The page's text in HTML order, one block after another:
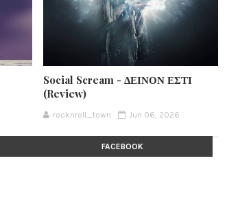
Social Scream - ΔΕΙΝΟΝ ΕΣΤΙ
(Review)
rocknroll_town Jun 06, 2026
FACEBOOK